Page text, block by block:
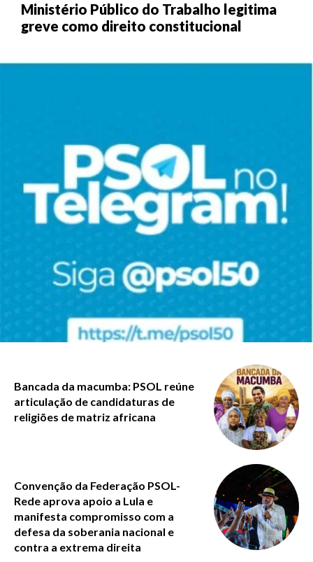
Ministério Público do Trabalho legitima
greve como direito constitucional
Bancada da macumba: PSOL reúne
articulação de candidaturas de
religiões de matriz africana
Convenção da Federação PSOL-
Rede aprova apoio a Lula e
manifesta compromisso com a
defesa da soberania nacional e
contra a extrema direita